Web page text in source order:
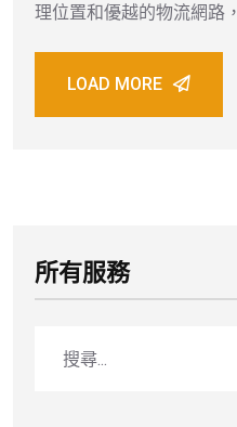
理位置和優越的物流網路
LOAD MORE
所有服務